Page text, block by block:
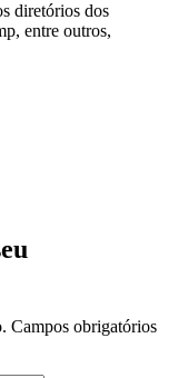
diretórios dos
entre outros,
Campos obrigatórios